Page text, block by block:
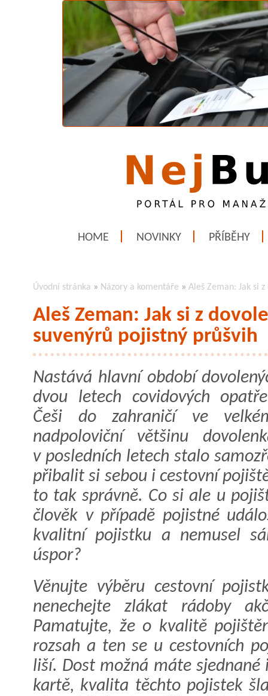
HOME NOVINKY PŘÍBĚHY
Úvodní stránka » Názory a komentáře » Aleš Zeman: Jak si
Aleš Zeman: Jak si z
suvenýrů pojistný průšvih
Nastává hlavní období
dvou letech covidových
Češi do zahraničí ve
nadpoloviční většinu
v posledních letech stalo
přibalit si sebou i cestovní
to tak správně. Co si ale u
člověk v případě pojistné
kvalitní pojistku a nemusel
úspor?
Věnujte výběru cestovní
nenechejte zlákat rádoby
Pamatujte, že o kvalitě
rozsah a ten se u cestovních
liší. Dost možná máte
kartě, kvalita těchto pojistek